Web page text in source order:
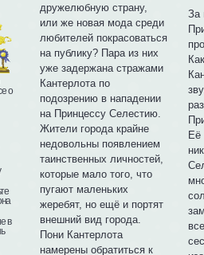
дружелюбную страну,
или же новая мода среди
любителей покрасоваться
на публику? Пара из них
уже задержана стражами
Кантерлота по
подозрению в нападении
на Принцессу Селестию.
Жители города крайне
недовольны появлением
таинственных личностей,
которые мало того, что
пугают маленьких
жеребят, но ещё и портят
внешний вид города.
Пони Кантерлота
намерены обратиться к
За
Её